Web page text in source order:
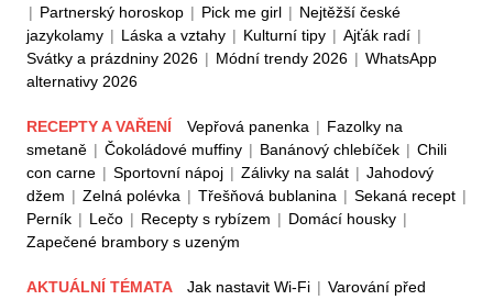
| Partnerský horoskop | Pick me girl | Nejtěžší české
jazykolamy | Láska a vztahy | Kulturní tipy | Ajťák radí |
Svátky a prázdniny 2026 | Módní trendy 2026 | WhatsApp
alternativy 2026
RECEPTY A VAŘENÍ Vepřová panenka | Fazolky na
smetaně | Čokoládové muffiny | Banánový chlebíček | Chili
con carne | Sportovní nápoj | Zálivky na salát | Jahodový
džem | Zelná polévka | Třešňová bublanina | Sekaná recept |
Perník | Lečo | Recepty s rybízem | Domácí housky |
Zapečené brambory s uzeným
AKTUÁLNÍ TÉMATA Jak nastavit Wi-Fi | Varování před